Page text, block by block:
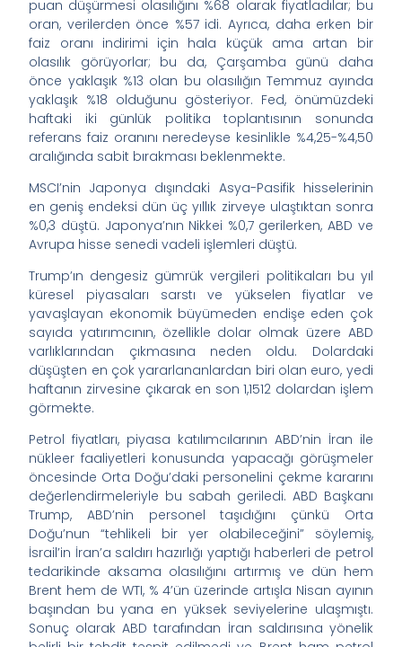
puan düşürmesi olasılığını %68 olarak fiyatladılar; bu
oran, verilerden önce %57 idi. Ayrıca, daha erken bir
faiz oranı indirimi için hala küçük ama artan bir
olasılık görüyorlar; bu da, Çarşamba günü daha
önce yaklaşık %13 olan bu olasılığın Temmuz ayında
yaklaşık %18 olduğunu gösteriyor. Fed, önümüzdeki
haftaki iki günlük politika toplantısının sonunda
referans faiz oranını neredeyse kesinlikle %4,25-%4,50
aralığında sabit bırakması beklenmekte.
MSCI’nin Japonya dışındaki Asya-Pasifik hisselerinin
en geniş endeksi dün üç yıllık zirveye ulaştıktan sonra
%0,3 düştü. Japonya’nın Nikkei %0,7 gerilerken, ABD ve
Avrupa hisse senedi vadeli işlemleri düştü.
Trump’ın dengesiz gümrük vergileri politikaları bu yıl
küresel piyasaları sarstı ve yükselen fiyatlar ve
yavaşlayan ekonomik büyümeden endişe eden çok
sayıda yatırımcının, özellikle dolar olmak üzere ABD
varlıklarından çıkmasına neden oldu. Dolardaki
düşüşten en çok yararlananlardan biri olan euro, yedi
haftanın zirvesine çıkarak en son 1,1512 dolardan işlem
görmekte.
Petrol fiyatları, piyasa katılımcılarının ABD’nin İran ile
nükleer faaliyetleri konusunda yapacağı görüşmeler
öncesinde Orta Doğu’daki personelini çekme kararını
değerlendirmeleriyle bu sabah geriledi. ABD Başkanı
Trump, ABD’nin personel taşıdığını çünkü Orta
Doğu’nun “tehlikeli bir yer olabileceğini” söylemiş,
İsrail’in İran’a saldırı hazırlığı yaptığı haberleri de petrol
tedarikinde aksama olasılığını artırmış ve dün hem
Brent hem de WTI, % 4’ün üzerinde artışla Nisan ayının
başından bu yana en yüksek seviyelerine ulaşmıştı.
Sonuç olarak ABD tarafından İran saldırısına yönelik